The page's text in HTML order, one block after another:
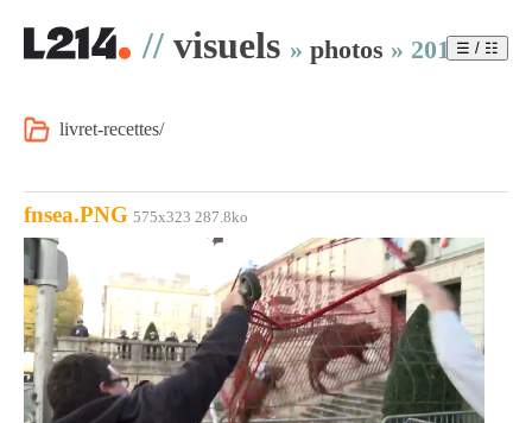
// visuels » photos » 2014
livret-recettes/
fnsea.PNG 575x323 287.8ko
☰ / ☷